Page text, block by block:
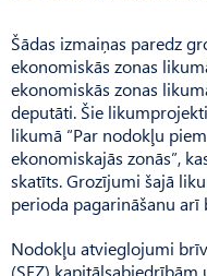
Šādas izmaiņas paredz
ekonomiskās zonas
ekonomiskās zonas
deputāti. Šie
likumā “Par nodokļu
ekonomiskajās zonās”,
skatīts. Grozījumi šajā
perioda pagarināšanu arī
Nodokļu atvieglojumi
(SEZ)